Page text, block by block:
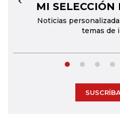
MI SELECCIÓN
Noticias
temas de
←